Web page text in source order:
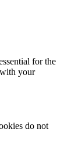
for the
your
do not